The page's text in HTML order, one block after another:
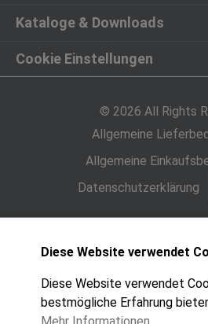
Kataloge & Downloads
Cookie Einstellungen
© 2026 All Rights
Allgemeine
Allgemeine
Datenschutzerklärung
Diese Website verwendet
Diese Website verwendet
bestmögliche Erfahrung